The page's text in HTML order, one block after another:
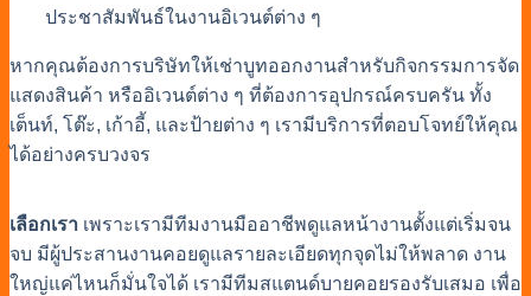
ประชาสัมพันธ์ในงานอิเวนต์ต่าง ๆ
หากคุณต้องการบริษัทให้เช่าบูทออกงานสำหรับกิจกรรมการจัด
แสดงสินค้า หรืออิเวนต์ต่าง ๆ ที่ต้องการอุปกรณ์ครบครัน ทั้ง
เต็นท์, โต๊ะ, เก้าอี้, และป้ายต่าง ๆ เรามีบริการที่ตอบโจทย์ให้คุณ
ได้อย่างครบวงจร
เลือกเรา เพราะเรามีทีมงานมืออาชีพดูแลหน้างานตั้งแต่เริ่มจน
จบ มีผู้ประสานงานคอยดูแลรายละเอียดทุกจุดไม่ให้พลาด งาน
ใหญ่แค่ไหนก็มั่นใจได้ เรามีทีมสแตนด์บายคอยรองรับเสมอ เพื่อ